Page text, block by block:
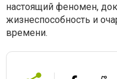
настоящий феномен,
жизнеспособность и
времени.